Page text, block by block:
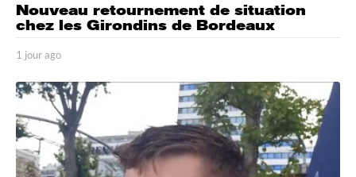
Nouveau retournement de situation
chez les Girondins de Bordeaux
1 jour ago
o
u
r
a
g
o